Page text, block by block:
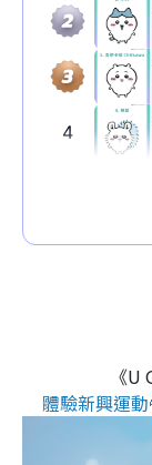
《
體驗新興運